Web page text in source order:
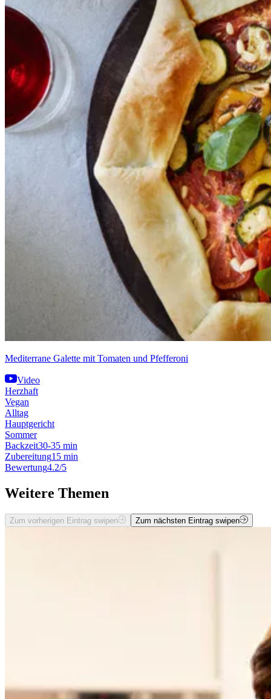
Mediterrane Galette mit Tomaten und Pfefferoni
Video
Herzhaft
Vegan
Alltag
Hauptgericht
Sommer
Backzeit30-35 min
Zubereitung15 min
Bewertung4.2/5
Weitere Themen
Zum vorherigen Eintrag swipen Zum nächsten Eintrag swipen